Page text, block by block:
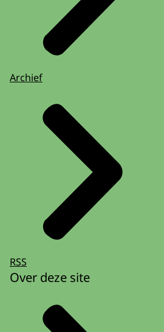
Archief
RSS
Over deze site